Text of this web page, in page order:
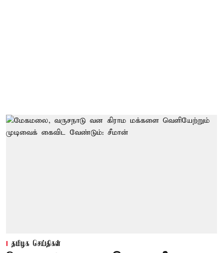
தமிழக செய்திகள்